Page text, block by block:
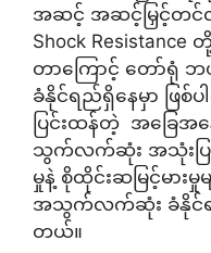
အဆင့် အဆင့်မြှင့်တင်
Shock Resistance
တာကြောင့် တော်ရုံ
ခံနိုင်ရည်ရှိနေမှာ ဖြစ်ပ
ပြင်းထန်တဲ့ အခြေအ
သွက်လက်ဆုံး အသုံးပြုနို
မှုနဲ့ စိုထိုင်းဆမြင့်မား
အသွက်လက်ဆုံး ခံနိုင်ရည်
တယ်။